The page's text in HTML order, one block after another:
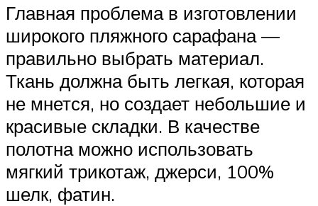
Главная проблема в изготовлении
широкого пляжного сарафана —
правильно выбрать материал.
Ткань должна быть легкая, которая
не мнется, но создает небольшие и
красивые складки. В качестве
полотна можно использовать
мягкий трикотаж, джерси, 100%
шелк, фатин.